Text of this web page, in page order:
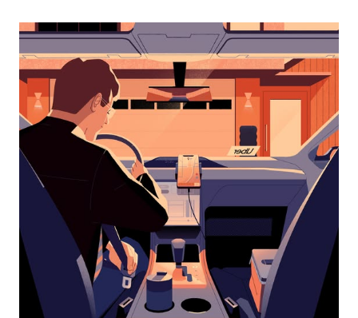
de
te
openen
een
datum
te
selecteren.
Druk
Escape
agenda
te
sluiten.